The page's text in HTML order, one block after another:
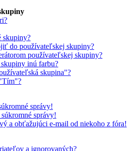
skupiny?
do používateľskej skupiny?
používateľskej skupiny?
inú farbu?
skupina"?
správy!
správy!
a obťažujúci e-mail od niekoho z fóra!
a ignorovaných?